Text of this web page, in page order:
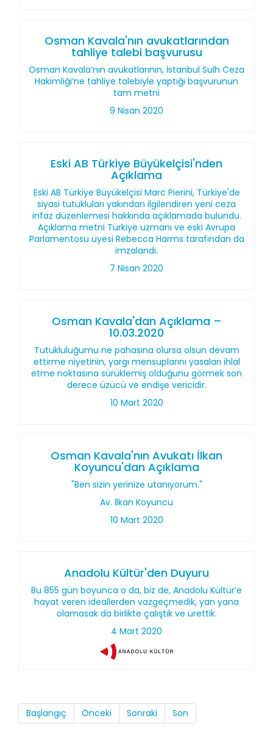
Osman Kavala'nın avukatlarından
tahliye talebi başvurusu
Osman Kavala’nın avukatlarının, İstanbul Sulh Ceza
Hakimliği’ne tahliye talebiyle yaptığı başvurunun
tam metni
9 Nisan 2020
Eski AB Türkiye Büyükelçisi'nden
Açıklama
Eski AB Türkiye Büyükelçisi Marc Pierini, Türkiye'de
siyasi tutukluları yakından ilgilendiren yeni ceza
infaz düzenlemesi hakkında açıklamada bulundu.
Açıklama metni Türkiye uzmanı ve eski Avrupa
Parlamentosu üyesi Rebecca Harms tarafından da
imzalandı.
7 Nisan 2020
Osman Kavala'dan Açıklama –
10.03.2020
Tutukluluğumu ne pahasına olursa olsun devam
ettirme niyetinin, yargı mensuplarını yasaları ihlal
etme noktasına sürüklemiş olduğunu görmek son
derece üzücü ve endişe vericidir.
10 Mart 2020
Osman Kavala'nın Avukatı İlkan
Koyuncu'dan Açıklama
"Ben sizin yerinize utanıyorum."
Av. İlkan Koyuncu
10 Mart 2020
Anadolu Kültür'den Duyuru
Bu 855 gün boyunca o da, biz de, Anadolu Kültür’e
hayat veren ideallerden vazgeçmedik, yan yana
olamasak da birlikte çalıştık ve ürettik.
4 Mart 2020
Başlangıç Önceki Sonraki Son